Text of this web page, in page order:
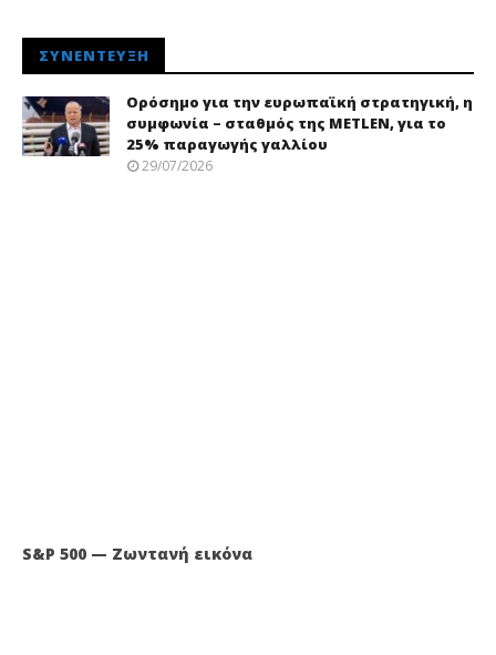
ΣΥΝΈΝΤΕΥΞΗ
Ορόσημο για την ευρωπαϊκή στρατηγική, η
συμφωνία – σταθμός της METLEN, για το
25% παραγωγής γαλλίου
29/07/2026
S&P 500 — Ζωντανή εικόνα